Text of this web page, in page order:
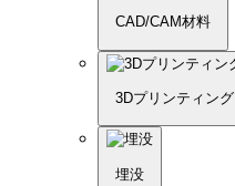
CAD/CAM材料
3Dプリンティング
埋没